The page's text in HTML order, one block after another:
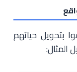
بتحويل حياتهم
المثال: